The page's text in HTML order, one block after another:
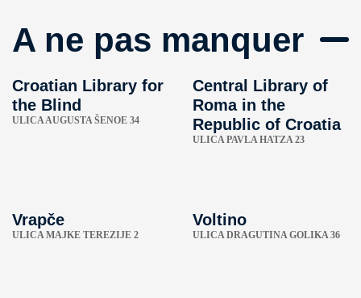
A ne pas manquer
Croatian Library for
the Blind
ULICA AUGUSTA ŠENOE 34
Central Library of
Roma in the
Republic of Croatia
ULICA PAVLA HATZA 23
Vrapče
ULICA MAJKE TEREZIJE 2
Voltino
ULICA DRAGUTINA GOLIKA 36